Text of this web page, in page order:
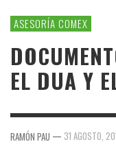
ASESORÍA COMEX
EL DUA Y
RAMÓN PAU — 31 AGOSTO,